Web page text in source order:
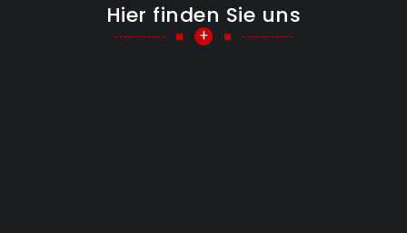
Hier finden Sie uns
+